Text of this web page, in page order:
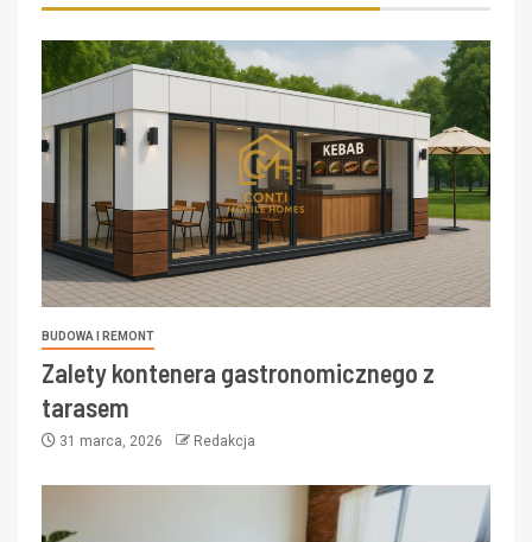
BUDOWA I REMONT
Zalety kontenera gastronomicznego z
tarasem
31 marca, 2026 Redakcja